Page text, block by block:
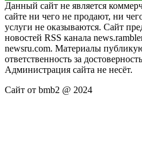
Данный сайт не является
сайте ни чего не продают, ни
услуги не оказываются. Сайт
новостей RSS канала
newsru.com. Материалы
ответственность за
Администрация сайта не несёт.
Сайт от bmb2 @ 2024